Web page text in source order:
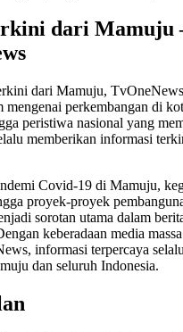
dari Mamuju
dari Mamuju,
mengenai perkembangan di
peristiwa nasional yang
memberikan informasi
Covid-19 di Mamuju,
proyek-proyek
sorotan utama dalam
keberadaan media
informasi terpercaya
dan seluruh Indonesia.